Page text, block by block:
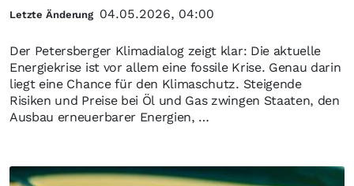
Der Petersberger Klimadialog zeigt klar: Die aktuelle
Energiekrise ist vor allem eine fossile Krise. Genau darin
liegt eine Chance für den Klimaschutz. Steigende
Risiken und Preise bei Öl und Gas zwingen Staaten, den
Ausbau erneuerbarer Energien, …
Letzte Änderung 04.05.2026, 04:00